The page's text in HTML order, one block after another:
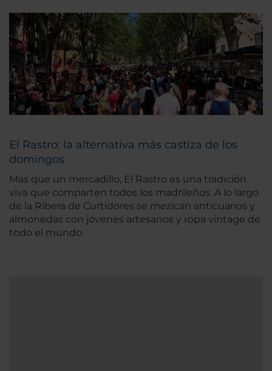
El Rastro: la alternativa más castiza de los
domingos
Más que un mercadillo, El Rastro es una tradición
viva que comparten todos los madrileños. A lo largo
de la Ribera de Curtidores se mezlcan anticuarios y
almonedas con jóvenes artesanos y ropa vintage de
todo el mundo.